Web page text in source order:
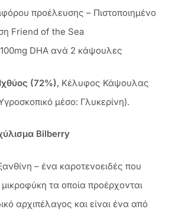
προέλευσης – Πιστοποιημένο
Friend of the Sea
100mg DHA ανά 2 κάψουλες
(72%), Κέλυφος Κάψουλας
μέσο: Γλυκερίνη).
Bilberry
– ένα καροτενοειδές που
τα οποία προέρχονται
αρχιπέλαγος και είναι ένα από